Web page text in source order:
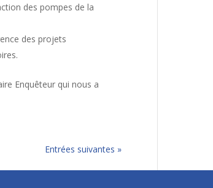
des pompes de la
des projets
Enquêteur qui nous a
Entrées suivantes »